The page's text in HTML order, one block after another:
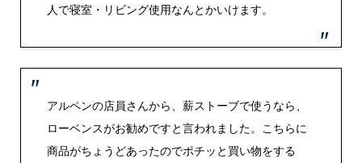
人で寝室・リビング使用なんとかいけます。
アルペンの店員さんから、薪ストーブで使うなら、
ローベンスがお勧めですと言われました。こちらに
商品がちょうどあったのでポチッと買い物をする